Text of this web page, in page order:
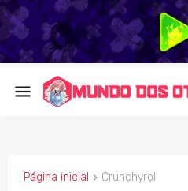
Página inicial Crunchyroll
CRUNCHYROLL